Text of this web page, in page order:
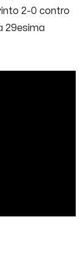
2-0 contro
29esima